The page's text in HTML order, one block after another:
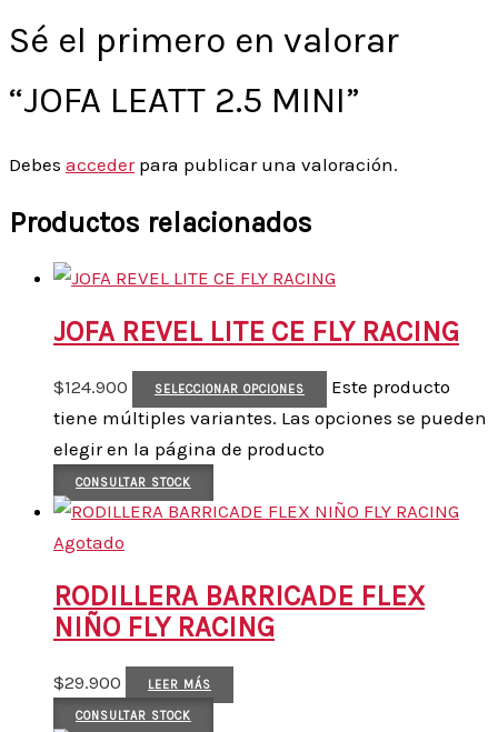
Sé el primero en valorar
“JOFA LEATT 2.5 MINI”
Debes accederpara publicar una valoración.
Productos relacionados
JOFA REVEL LITE CE FLY RACING
$124.900 SELECCIONAR OPCIONES
Este producto
tiene múltiples variantes. Las opciones se pueden
elegir en la página de producto
CONSULTAR STOCK
Agotado
RODILLERA BARRICADE FLEX
NIÑO FLY RACING
$29.900 LEER MÁS
CONSULTAR STOCK